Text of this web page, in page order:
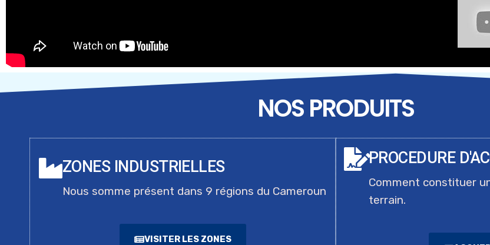
NOS PRODUITS
ZONES INDUSTRIELLES
Nous somme présent dans 9 régions du Cameroun
VISITER LES ZONES
PROCEDURE
Comment constituer
terrain.